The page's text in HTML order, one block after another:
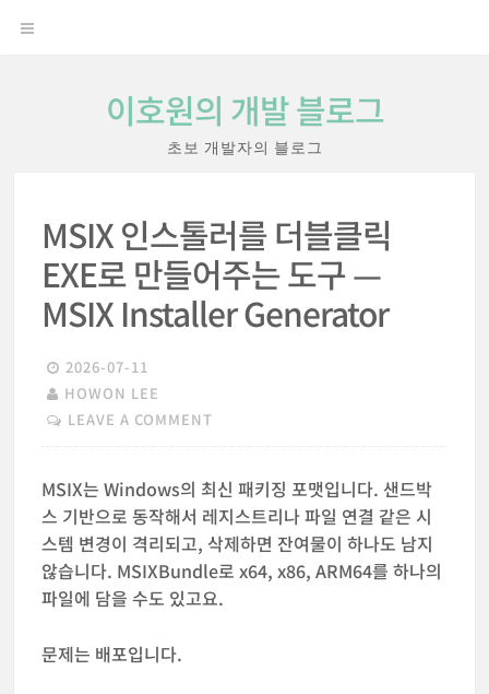
OPEN
이호원의 개발 블로그
초보 개발자의 블로그
MSIX 인스톨러를 더블클릭
EXE로 만들어주는 도구 —
MSIX Installer Generator
2026-07-11
HOWON LEE
LEAVE A COMMENT
MSIX는 Windows의 최신 패키징 포맷입니다. 샌드박
스 기반으로 동작해서 레지스트리나 파일 연결 같은 시
스템 변경이 격리되고, 삭제하면 잔여물이 하나도 남지
않습니다. MSIXBundle로 x64, x86, ARM64를 하나의
파일에 담을 수도 있고요.
문제는 배포입니다.